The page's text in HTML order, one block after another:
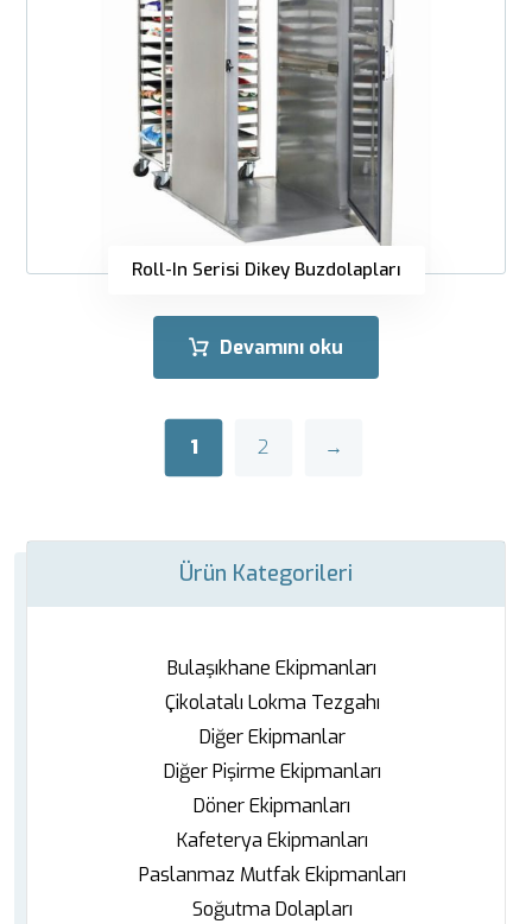
Roll-In Serisi Dikey Buzdolapları
Devamını oku
1 2 →
Ürün Kategorileri
Bulaşıkhane Ekipmanları
Çikolatalı Lokma Tezgahı
Diğer Ekipmanlar
Diğer Pişirme Ekipmanları
Döner Ekipmanları
Kafeterya Ekipmanları
Paslanmaz Mutfak Ekipmanları
Soğutma Dolapları